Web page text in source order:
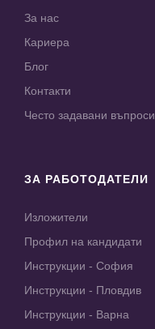
За нас
Кариера
Блог
Контакти
Често задавани въпроси
ЗА РАБОТОДАТЕЛИ
Изложители
Профил на кандидати
Инструкции - София
Инструкции - Пловдив
Инструкции - Варна